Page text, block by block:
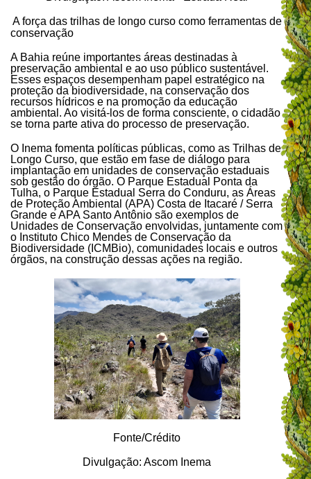
A força das trilhas de longo curso como ferramentas de
conservação
A Bahia reúne importantes áreas destinadas à
preservação ambiental e ao uso público sustentável.
Esses espaços desempenham papel estratégico na
proteção da biodiversidade, na conservação dos
recursos hídricos e na promoção da educação
ambiental. Ao visitá-los de forma consciente, o cidadão
se torna parte ativa do processo de preservação.
O Inema fomenta políticas públicas, como as Trilhas de
Longo Curso, que estão em fase de diálogo para
implantação em unidades de conservação estaduais
sob gestão do órgão. O Parque Estadual Ponta da
Tulha, o Parque Estadual Serra do Conduru, as Áreas
de Proteção Ambiental (APA) Costa de Itacaré / Serra
Grande e APA Santo Antônio são exemplos de
Unidades de Conservação envolvidas, juntamente com
o Instituto Chico Mendes de Conservação da
Biodiversidade (ICMBio), comunidades locais e outros
órgãos, na construção dessas ações na região.
Fonte/Crédito
Divulgação: Ascom Inema